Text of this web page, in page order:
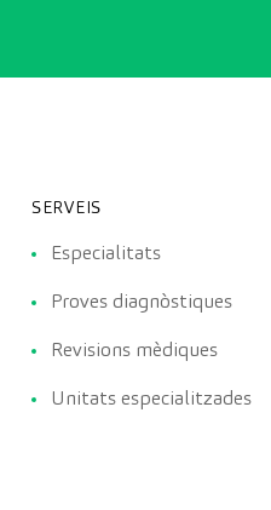
SERVEIS
Especialitats
Proves diagnòstiques
Revisions mèdiques
Unitats especialitzades